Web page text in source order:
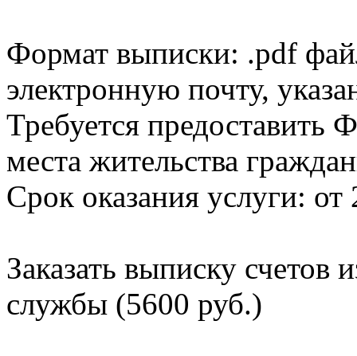
Формат выписки: .pdf
электронную почту,
Требуется
места жительства
Срок оказания услуги: от
Заказать выписку счетов
службы (5600 руб.)